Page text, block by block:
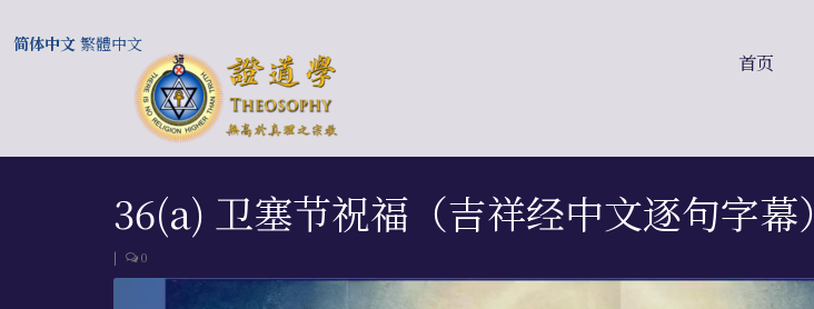
首页
36(a) 卫塞节祝福（吉祥经中文逐句字幕）
| 0
简体中文 繁體中文